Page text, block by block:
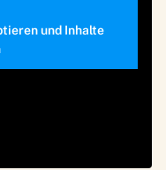
und Inhalte